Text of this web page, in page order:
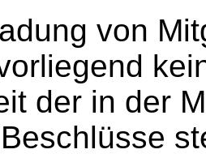
von
der in der